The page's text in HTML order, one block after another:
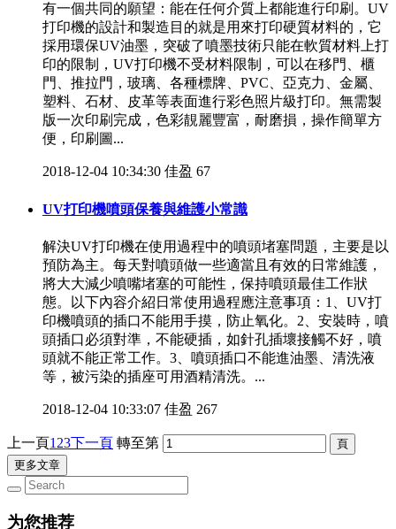
有一個共同的願望：能在任何介質上都能進行印刷。UV
打印機的設計和製造目的就是用來打印硬質材料的，它
採用環保UV油墨，突破了噴墨技術只能在軟質材料上打
印的限制，UV打印機不受材料限制，可以在移門、櫃
門、推拉門，玻璃、各種標牌、PVC、亞克力、金屬、
塑料、石材、皮革等表面進行彩色照片級打印。無需製
版一次印刷完成，色彩靚麗豐富，耐磨損，操作簡單方
便，印刷圖...
2018-12-04 10:34:30 佳盈 67
UV打印機噴頭保養與維護小常識
解決UV打印機在使用過程中的噴頭堵塞問題，主要是以
預防為主。每天對噴頭做一些適當且有效的日常維護，
將大大減少噴嘴堵塞的可能性，保持噴頭最佳工作狀
態。以下內容介紹日常使用過程應注意事項：1、UV打
印機噴頭的插口不能用手摸，防止氧化。2、安裝時，噴
頭插口必須對準，不能硬插，如針孔插壞接觸不好，噴
頭就不能正常工作。3、噴頭插口不能進油墨、清洗液
等，被污染的插座可用酒精清洗。...
2018-12-04 10:33:07 佳盈 267
上一頁1 23下一頁 轉至第
更多文章
为您推荐